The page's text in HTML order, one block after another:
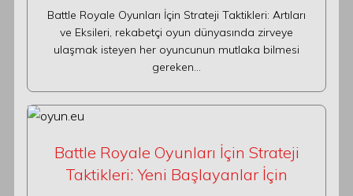
Battle Royale Oyunları İçin Strateji Taktikleri: Artıları
ve Eksileri, rekabetçi oyun dünyasında zirveye
ulaşmak isteyen her oyuncunun mutlaka bilmesi
gereken…
Battle Royale Oyunları İçin Strateji
Taktikleri: Yeni Başlayanlar İçin